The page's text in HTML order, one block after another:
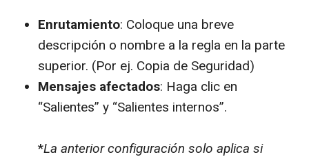
Enrutamiento: Coloque una breve
descripción o nombre a la regla en la parte
superior. (Por ej. Copia de Seguridad)
Mensajes afectados: Haga clic en
“Salientes” y “Salientes internos”.
*La anterior configuración solo aplica si